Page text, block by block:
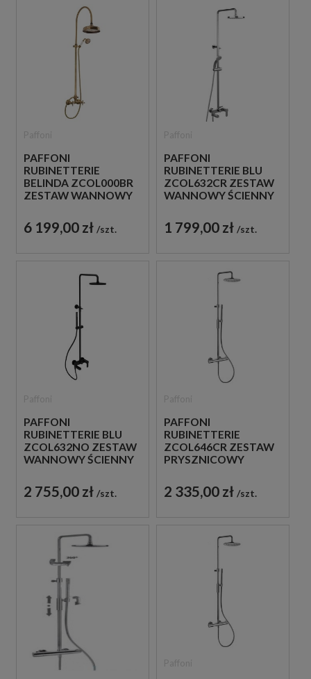
PAFFONI
RUBINETTERIE
BELINDA ZCOL000BR
ZESTAW WANNOWY
ANTYCZNY
6 199,00 zł szt.
PAFFONI
RUBINETTERIE BLU
ZCOL632CR ZESTAW
WANNOWY ŚCIENNY
1 799,00 zł szt.
PAFFONI
RUBINETTERIE BLU
ZCOL632NO ZESTAW
WANNOWY ŚCIENNY
2 755,00 zł szt.
PAFFONI
RUBINETTERIE
ZCOL646CR ZESTAW
PRYSZNICOWY
ŚCIENNY CHROM
2 335,00 zł szt.